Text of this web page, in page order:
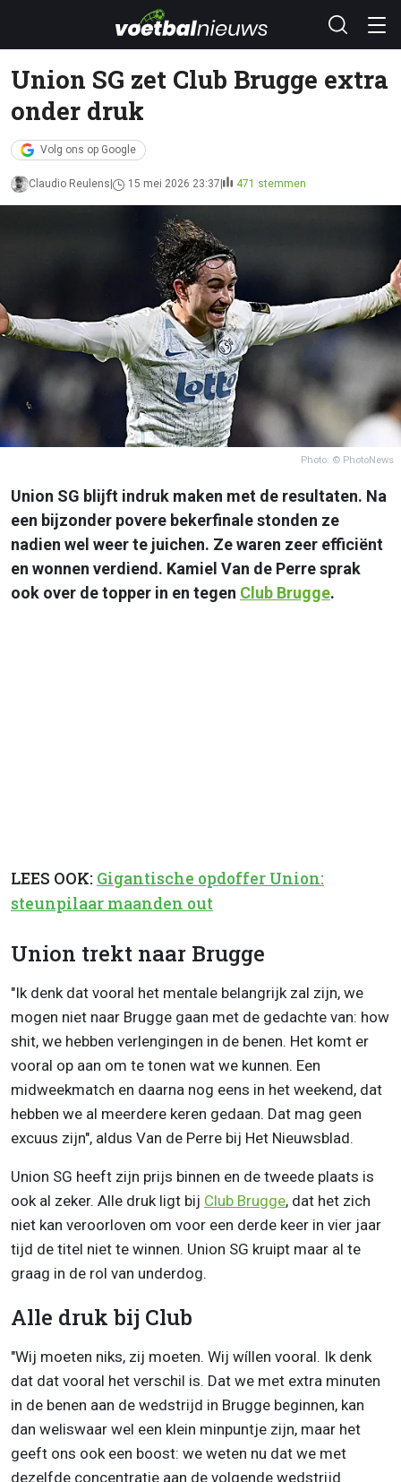
Union SG zet Club Brugge extra
onder druk
Volg ons op Google
Claudio Reulens 15 mei 2026 23:37 471 stemmen
Photo: © PhotoNews
Union SG blijft indruk maken met de resultaten. Na
een bijzonder povere bekerfinale stonden ze
nadien wel weer te juichen. Ze waren zeer efficiënt
en wonnen verdiend. Kamiel Van de Perre sprak
ook over de topper in en tegen Club Brugge.
LEES OOK: Gigantische opdoffer Union:
steunpilaar maanden out
Union trekt naar Brugge
"Ik denk dat vooral het mentale belangrijk zal zijn, we
mogen niet naar Brugge gaan met de gedachte van: how
shit, we hebben verlengingen in de benen. Het komt er
vooral op aan om te tonen wat we kunnen. Een
midweekmatch en daarna nog eens in het weekend, dat
hebben we al meerdere keren gedaan. Dat mag geen
excuus zijn", aldus Van de Perre bij Het Nieuwsblad.
Union SG heeft zijn prijs binnen en de tweede plaats is
ook al zeker. Alle druk ligt bij Club Brugge, dat het zich
niet kan veroorloven om voor een derde keer in vier jaar
tijd de titel niet te winnen. Union SG kruipt maar al te
graag in de rol van underdog.
Alle druk bij Club
"Wij moeten niks, zij moeten. Wij wíllen vooral. Ik denk
dat dat vooral het verschil is. Dat we met extra minuten
in de benen aan de wedstrijd in Brugge beginnen, kan
dan weliswaar wel een klein minpuntje zijn, maar het
geeft ons ook een boost: we weten nu dat we met
dezelfde concentratie aan de volgende wedstrijd